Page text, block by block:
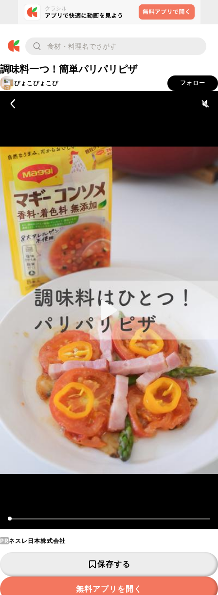
調味料一つ！簡単パリパリピザ
ぴょこぴょこぴ フォロー
PRネスレ日本株式会社
保存する
無料アプリを開く